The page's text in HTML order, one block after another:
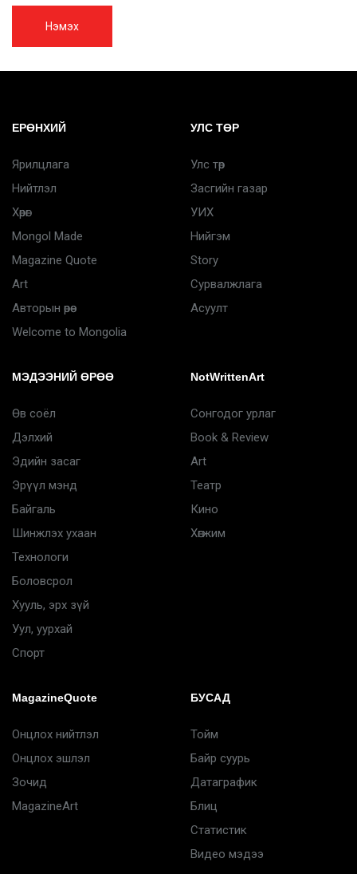
Нэмэх
ЕРӨНХИЙ
Ярилцлага
Нийтлэл
Хөрөг
Mongol Made
Magazine Quote
Art
Авторын өрөө
Welcome to Mongolia
УЛС ТӨР
Улс төр
Засгийн газар
УИХ
Нийгэм
Story
Сурвалжлага
Асуулт
МЭДЭЭНИЙ ӨРӨӨ
Өв соёл
Дэлхий
Эдийн засаг
Эрүүл мэнд
Байгаль
Шинжлэх ухаан
Технологи
Боловсрол
Хууль, эрх зүй
Уул, уурхай
Спорт
NotWrittenArt
Сонгодог урлаг
Book & Review
Art
Театр
Кино
Хөгжим
MagazineQuote
Онцлох нийтлэл
Онцлох эшлэл
Зочид
MagazineArt
БУСАД
Тойм
Байр суурь
Датаграфик
Блиц
Статистик
Видео мэдээ